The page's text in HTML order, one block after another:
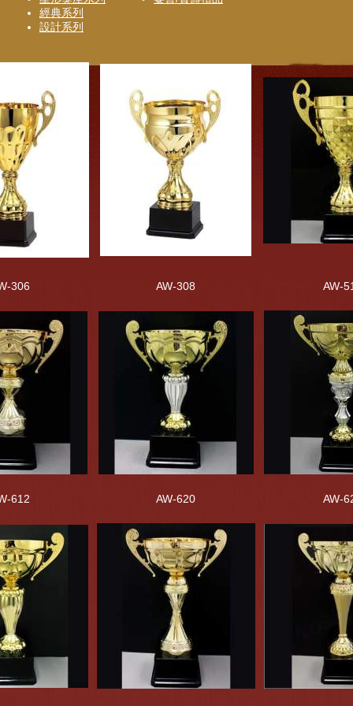
經典系列
設計系列
306 AW-308 AW-
612 AW-620 AW-